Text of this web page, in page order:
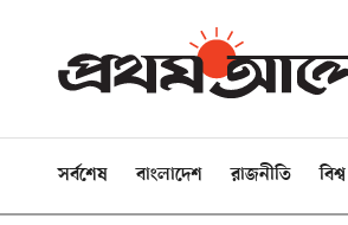
সর্বশেষ বাংলাদেশ রাজনীতি বিশ্ব